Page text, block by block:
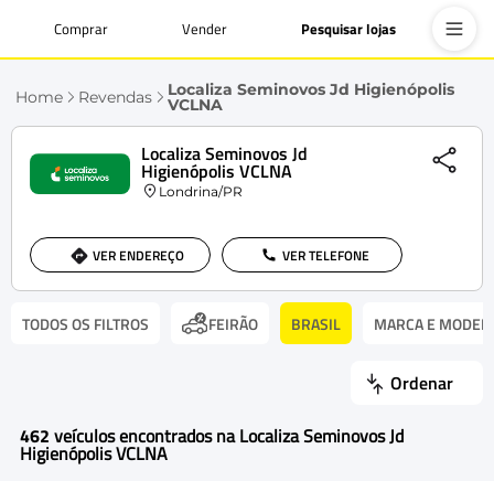
Comprar Vender Pesquisar lojas
Home Revendas Localiza Seminovos Jd Higienópolis
VCLNA
Localiza Seminovos Jd
Higienópolis VCLNA
Londrina/PR
VER ENDEREÇO VER TELEFONE
TODOS OS FILTROS FEIRÃO BRASIL MARCA E
Ordenar
462 veículos encontrados na Localiza Seminovos Jd
Higienópolis VCLNA